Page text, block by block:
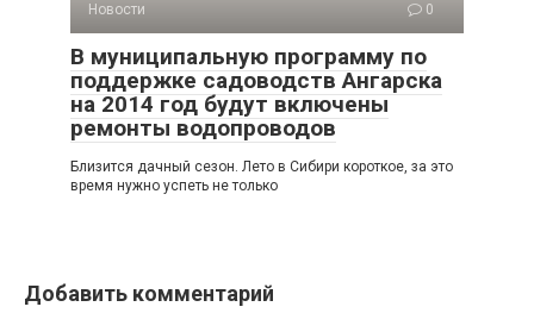
Новости 0
В муниципальную программу по
поддержке садоводств Ангарска
на 2014 год будут включены
ремонты водопроводов
Близится дачный сезон. Лето в Сибири короткое, за это
время нужно успеть не только
Добавить комментарий